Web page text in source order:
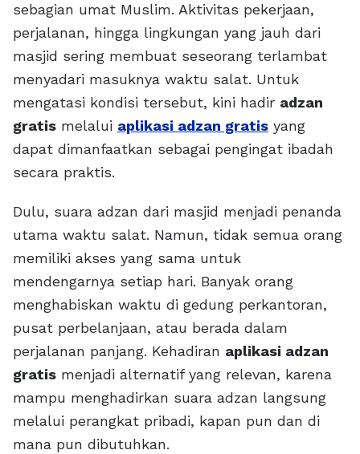
sebagian umat Muslim. Aktivitas pekerjaan,
perjalanan, hingga lingkungan yang jauh dari
masjid sering membuat seseorang terlambat
menyadari masuknya waktu salat. Untuk
mengatasi kondisi tersebut, kini hadir adzan
gratis melalui aplikasi adzan gratis yang
dapat dimanfaatkan sebagai pengingat ibadah
secara praktis.
Dulu, suara adzan dari masjid menjadi penanda
utama waktu salat. Namun, tidak semua orang
memiliki akses yang sama untuk
mendengarnya setiap hari. Banyak orang
menghabiskan waktu di gedung perkantoran,
pusat perbelanjaan, atau berada dalam
perjalanan panjang. Kehadiran aplikasi adzan
gratis menjadi alternatif yang relevan, karena
mampu menghadirkan suara adzan langsung
melalui perangkat pribadi, kapan pun dan di
mana pun dibutuhkan.